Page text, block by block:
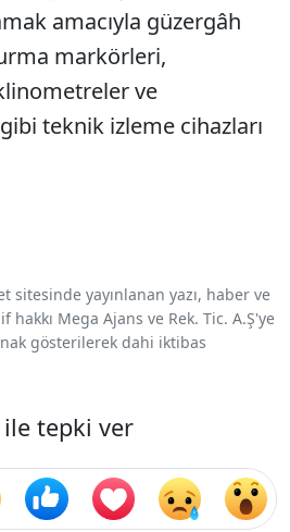
amacıyla güzergâh
markörleri,
ve
teknik izleme cihazları
sitesinde yayınlanan yazı, haber ve
Mega Ajans ve Rek. Tic. A.Ş'ye
gösterilerek dahi iktibas
tepki ver